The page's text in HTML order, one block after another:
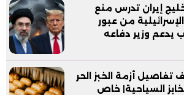
إيران تدرس منع
من عبور
وزير دفاعه
أزمة الخبز الحر
السياحية| خاص